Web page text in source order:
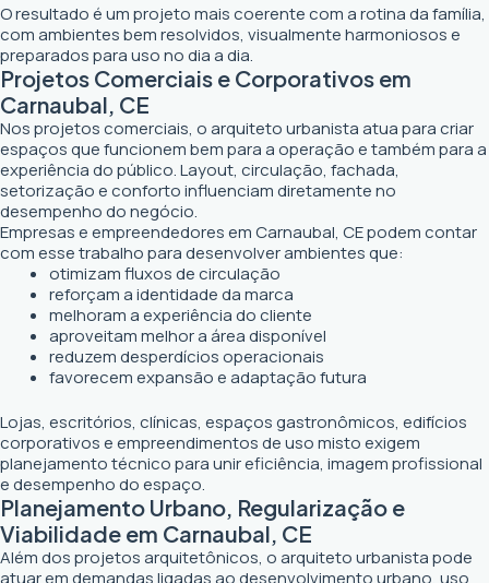
O resultado é um projeto mais coerente com a rotina da família,
com ambientes bem resolvidos, visualmente harmoniosos e
preparados para uso no dia a dia.
Projetos Comerciais e Corporativos em
Carnaubal, CE
Nos projetos comerciais, o arquiteto urbanista atua para criar
espaços que funcionem bem para a operação e também para a
experiência do público. Layout, circulação, fachada,
setorização e conforto influenciam diretamente no
desempenho do negócio.
Empresas e empreendedores em Carnaubal, CE podem contar
com esse trabalho para desenvolver ambientes que:
otimizam fluxos de circulação
reforçam a identidade da marca
melhoram a experiência do cliente
aproveitam melhor a área disponível
reduzem desperdícios operacionais
favorecem expansão e adaptação futura
Lojas, escritórios, clínicas, espaços gastronômicos, edifícios
corporativos e empreendimentos de uso misto exigem
planejamento técnico para unir eficiência, imagem profissional
e desempenho do espaço.
Planejamento Urbano, Regularização e
Viabilidade em Carnaubal, CE
Além dos projetos arquitetônicos, o arquiteto urbanista pode
atuar em demandas ligadas ao desenvolvimento urbano, uso